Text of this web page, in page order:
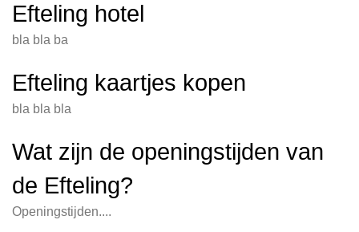
Efteling hotel
bla bla ba
Efteling kaartjes kopen
bla bla bla
Wat zijn de openingstijden van
de Efteling?
Openingstijden....